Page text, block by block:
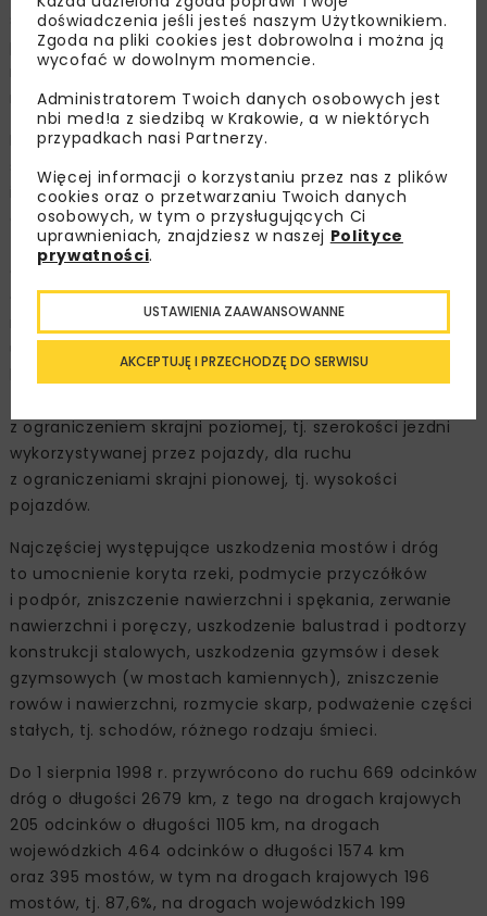
statystyki była przekazywana do służb
przeciwpowodziowych oraz władz administracyjnych
różnych szczebli. Wytyczono wiele objazdów, ustawiono
m.in. ponad 5 tys. znaków tablic informacyjnych.
Po ustąpieniu fali powodziowej prowadzono przegląd
stanu technicznego mostów mający na celu
identyfikację uszkodzeń oraz podjęcie decyzji o ich
odbudowie i wzmocnieniu na przyszłość. Dla
zminimalizowania niebezpieczeństw w ruchu drogowym
oraz odpowiedniego przygotowania do nadchodzącego
okresu powodziowego przeprowadzano sukcesywnie
naprawy, w zależności od stwierdzonego poziomu
lub dla ruchu jednokierunkowego, dla ruchu
z ograniczeniem skrajni poziomej, tj. szerokości jezdni
wykorzystywanej przez pojazdy, dla ruchu
z ograniczeniami skrajni pionowej, tj. wysokości
pojazdów.
Najczęściej występujące uszkodzenia mostów i dróg
to umocnienie koryta rzeki, podmycie przyczółków
i podpór, zniszczenie nawierzchni i spękania, zerwanie
nawierzchni i poręczy, uszkodzenie balustrad i podtorzy
konstrukcji stalowych, uszkodzenia gzymsów i desek
gzymsowych (w mostach kamiennych), zniszczenie
rowów i nawierzchni, rozmycie skarp, podważenie części
stałych, tj. schodów, różnego rodzaju śmieci.
Do 1 sierpnia 1998 r. przywrócono do ruchu 669 odcinków
dróg o długości 2679 km, z tego na drogach krajowych
205 odcinków o długości 1105 km, na drogach
wojewódzkich 464 odcinków o długości 1574 km
oraz 395 mostów, w tym na drogach krajowych 196
mostów, tj. 87,6%, na drogach wojewódzkich 199
doświadczenia jeśli jesteś naszym Użytkownikiem.
Zgoda na pliki cookies jest dobrowolna i można ją
wycofać w dowolnym momencie.
Administratorem Twoich danych osobowych jest
nbi med!a z siedzibą w Krakowie, a w niektórych
przypadkach nasi Partnerzy.
Więcej informacji o korzystaniu przez nas z plików
cookies oraz o przetwarzaniu Twoich danych
osobowych, w tym o przysługujących Ci
uprawnieniach, znajdziesz w naszej Polityce
prywatności.
AKCEPTUJĘ I PRZECHODZĘ DO SERWISU
USTAWIENIA ZAAWANSOWANNE